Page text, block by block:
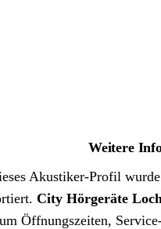
Weitere
Akustiker-Profil
City Hörgeräte
Öffnungszeiten,